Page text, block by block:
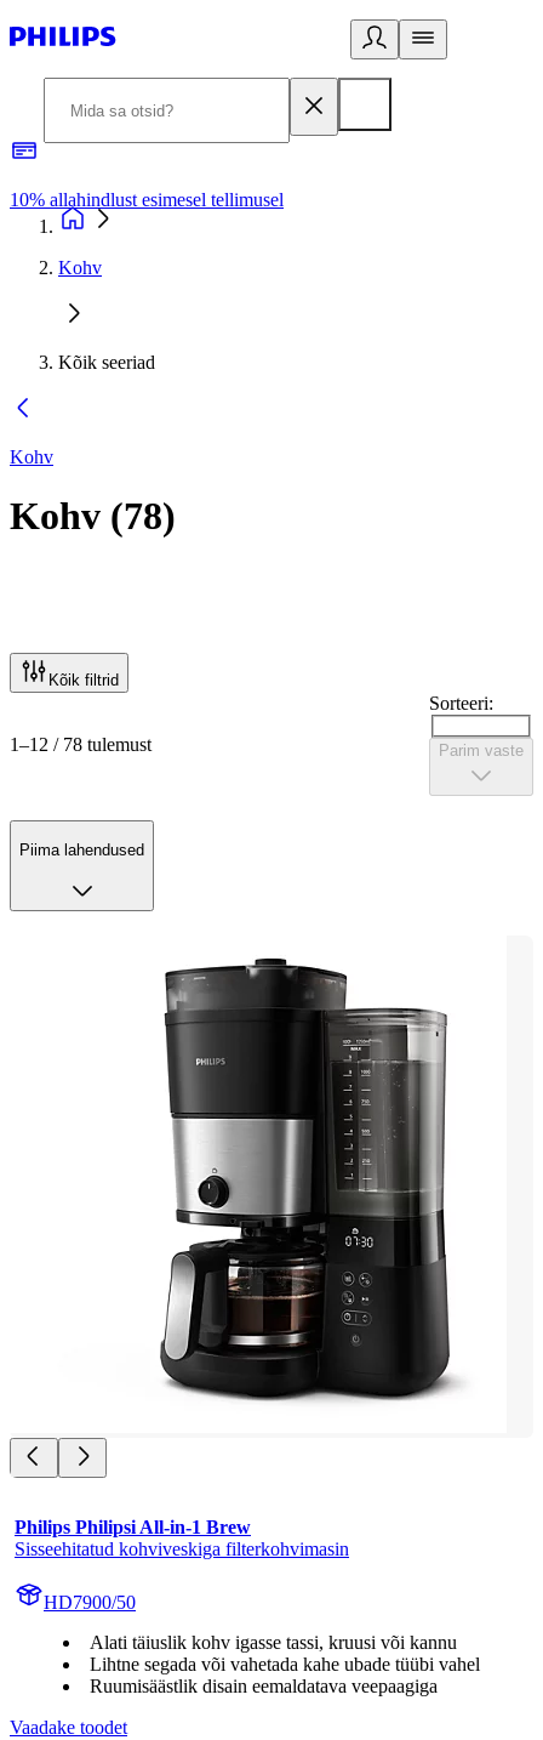
10% allahindlust esimesel tellimusel
Kohv
Kõik seeriad
Kohv
Kohv (78)
Kõik filtrid
1–12 / 78 tulemust
Sorteeri:
Parim vaste
Piima lahendused
Philips Philipsi All-in-1 Brew
Sisseehitatud kohviveskiga filterkohvimasin
HD7900/50
Alati täiuslik kohv igasse tassi, kruusi või kannu
Lihtne segada või vahetada kahe ubade tüübi vahel
Ruumisäästlik disain eemaldatava veepaagiga
Vaadake toodet